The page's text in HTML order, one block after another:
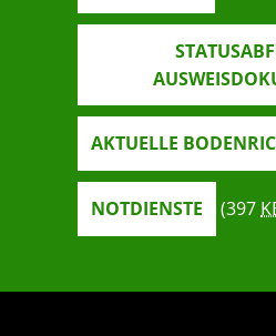
AKTUELLE
NOTDIENSTE (397